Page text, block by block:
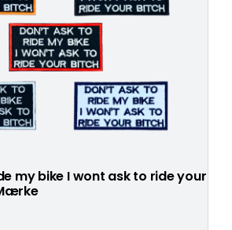
my bike I wont ask to ride your